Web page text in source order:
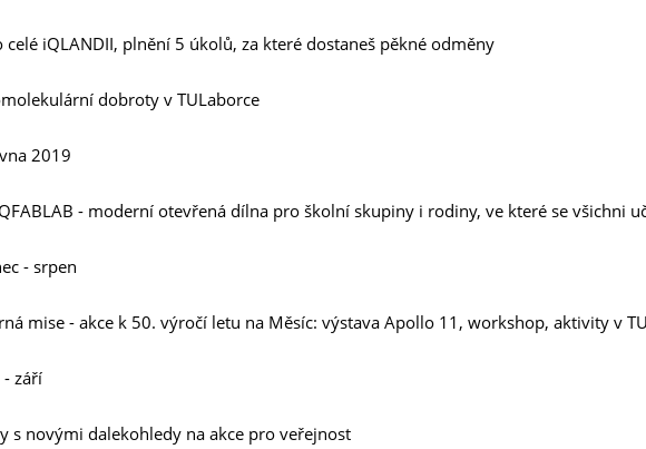
celé iQLANDII, plnění 5 úkolů, za které dostaneš pěkné odměny
dobroty v TULaborce
2019
- moderní otevřená dílna pro školní skupiny i rodiny, ve které se všichni
- srpen
mise - akce k 50. výročí letu na Měsíc: výstava Apollo 11, workshop, aktivity v
září
s novými dalekohledy na akce pro veřejnost